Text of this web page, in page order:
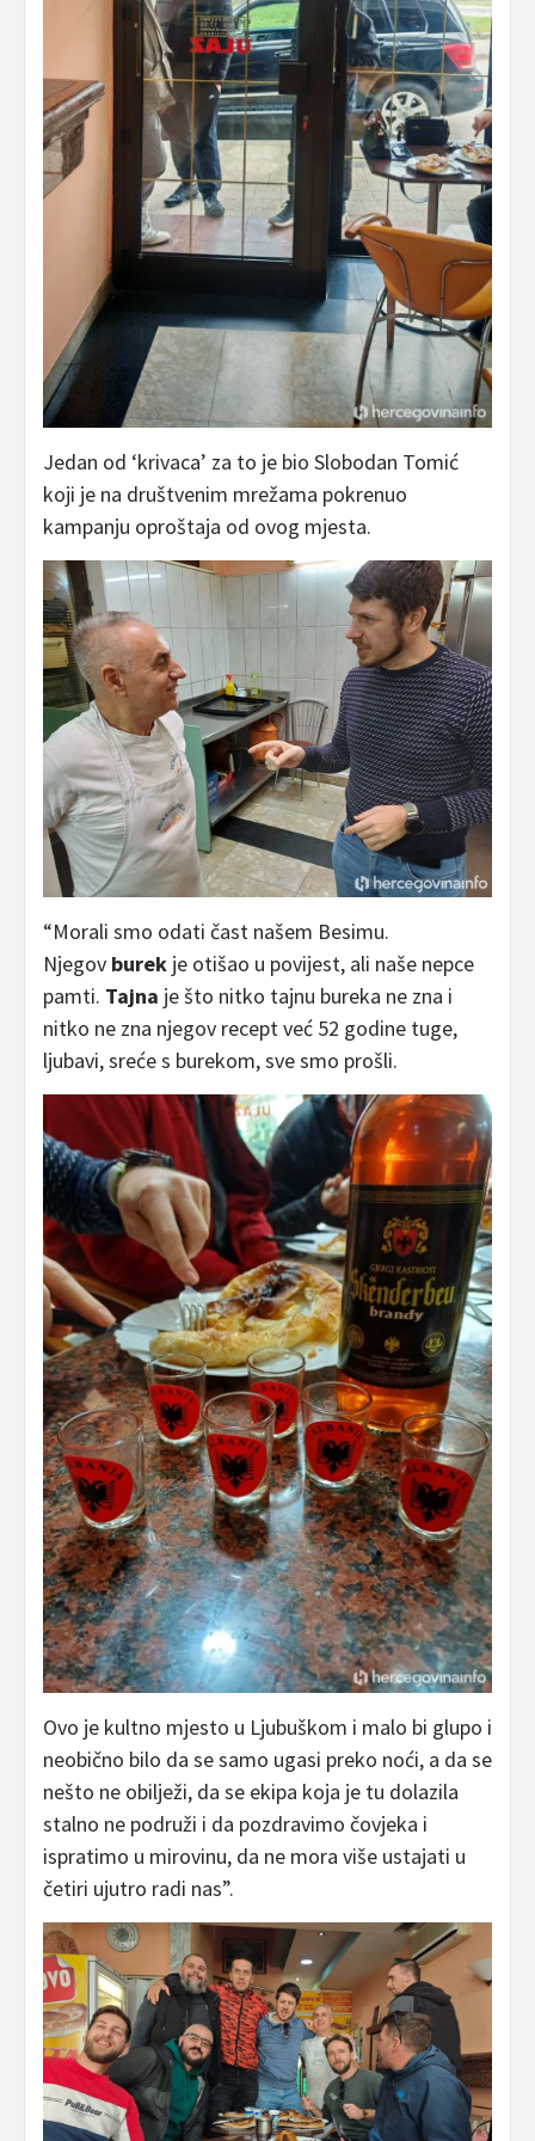
Jedan od ‘krivaca’ za to je bio Slobodan Tomić
koji je na društvenim mrežama pokrenuo
kampanju oproštaja od ovog mjesta.
“Morali smo odati čast našem Besimu.
Njegov burek je otišao u povijest, ali naše nepce
pamti. Tajna je što nitko tajnu bureka ne zna i
nitko ne zna njegov recept već 52 godine tuge,
ljubavi, sreće s burekom, sve smo prošli.
Ovo je kultno mjesto u Ljubuškom i malo bi glupo i
neobično bilo da se samo ugasi preko noći, a da se
nešto ne obilježi, da se ekipa koja je tu dolazila
stalno ne podruži i da pozdravimo čovjeka i
ispratimo u mirovinu, da ne mora više ustajati u
četiri ujutro radi nas”.